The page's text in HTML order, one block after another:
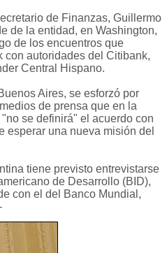
de Finanzas, Guillermo
de la entidad, en Washington,
de los encuentros que
con autoridades del Citibank,
Central Hispano.
Aires, se esforzó por
de prensa que en la
se definirá" el acuerdo con
esperar una nueva misión del
tiene previsto entrevistarse
de Desarrollo (BID),
con el del Banco Mundial,